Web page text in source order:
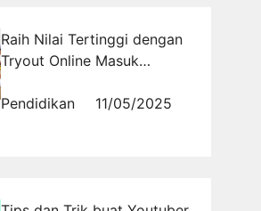
Raih Nilai Tertinggi dengan
Tryout Online Masuk
CBT Nasional
Pendidikan 11/05/2025